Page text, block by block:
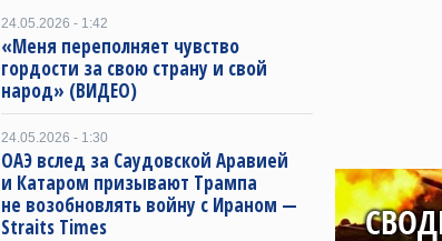
24.05.2026 - 1:42
«Меня переполняет чувство
гордости за свою страну и свой
народ» (ВИДЕО)
24.05.2026 - 1:30
ОАЭ вслед за Саудовской Аравией
и Катаром призывают Трампа
не возобновлять войну с Ираном —
Straits Times